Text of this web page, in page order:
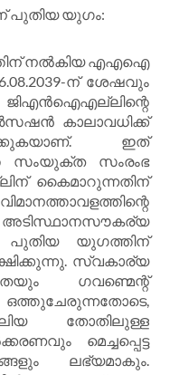
പുതിയ യുഗം:
നൽകിയ എഎഐ
ന് ശേഷവും
ജിഎൻഐഎല്ലിന്റെ
കാലാവധിക്ക്
ഇത്
സംയുക്ത സംരംഭ
കൈമാറുന്നതിന്
പുതിയ യുഗത്തിന്
സ്വകാര്യ
ഗവണ്മെന്റ്
തോതിലുള്ള
മെച്ചപ്പെട്ട
ലഭ്യമാകും.